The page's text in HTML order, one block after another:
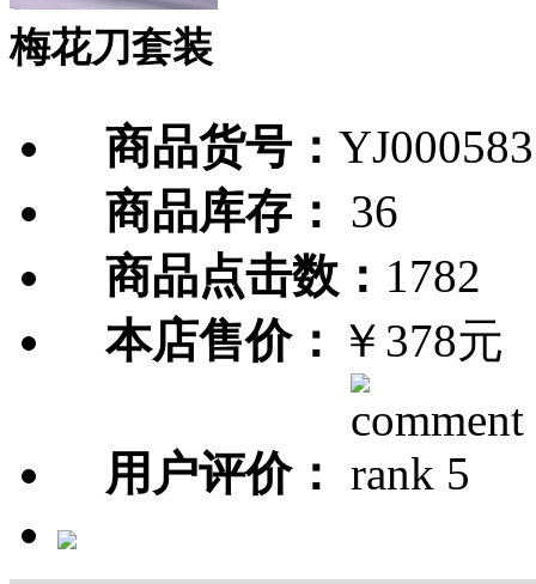
梅花刀套装
商品货号： YJ000583
商品库存：
36
商品点击数： 1782
本店售价： ￥378元
用户评价：